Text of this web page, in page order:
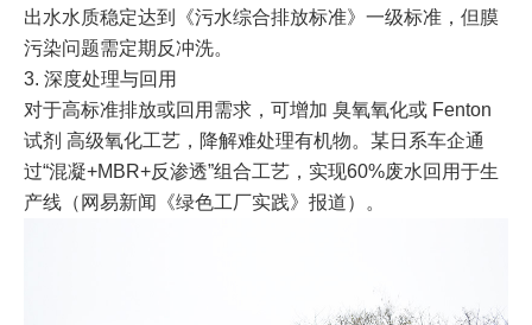
出水水质稳定达到《污水综合排放标准》一级标准，但膜
污染问题需定期反冲洗。
3. 深度处理与回用
对于高标准排放或回用需求，可增加 臭氧氧化或 Fenton
试剂 高级氧化工艺，降解难处理有机物。某日系车企通
过“混凝+MBR+反渗透”组合工艺，实现60%废水回用于生
产线（网易新闻《绿色工厂实践》报道）。